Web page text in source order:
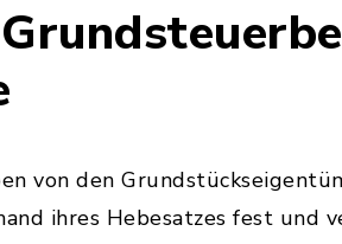
von den
ihres Hebesatzes fest und